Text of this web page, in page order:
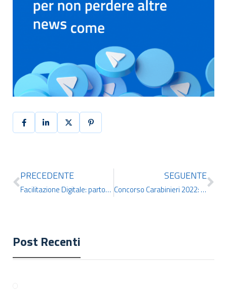
PRECEDENTE
Facilitazione Digitale: partono i lavori del GDL di Inclusione Digitale. Al tavolo anche IDCERT
SEGUENTE
Concorso Carabinieri 2022: le Certificazioni Informatiche IDCERT valide per il punteggio
Post Recenti